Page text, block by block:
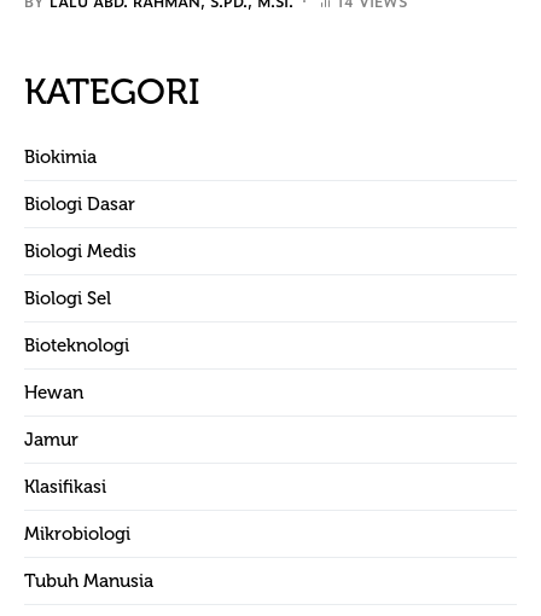
KATEGORI
Biokimia
Biologi Dasar
Biologi Medis
Biologi Sel
Bioteknologi
Hewan
Jamur
Klasifikasi
Mikrobiologi
Tubuh Manusia